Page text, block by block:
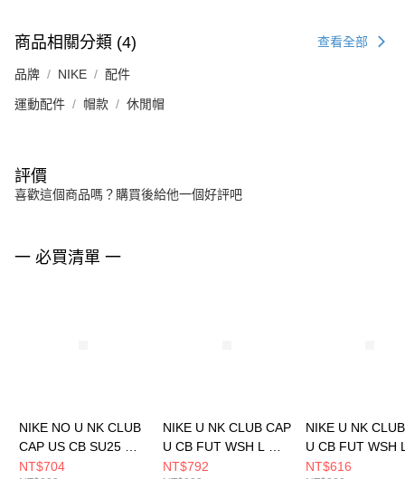
商品相關分類 (4) 查看全部
品牌 NIKE 配件
運動配件 帽款 休閒帽
評價
喜歡這個商品嗎？購買後給他一個好評吧
一 必買清單 一
NIKE NO U NK CLUB
CAP US CB SU25 男
女 休閒帽 HV8720010
NT$704
NIKE U NK CLUB CAP
U CB FUT WSH L 男
女 休閒帽 FB5368011
NT$792
NIKE U NK
U CB FUT WSH
女 休閒帽
NT$616